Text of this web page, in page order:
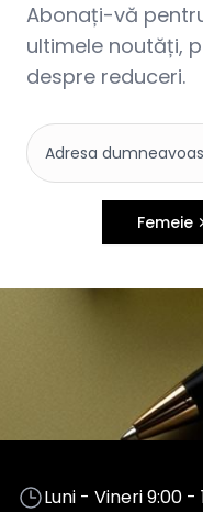
Abonați-vă
ultimele noutăți,
despre reduceri.
Femeie
Luni - Vineri 9:00 -